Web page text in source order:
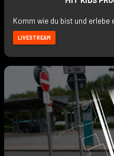
Komm wie du bist und erlebe
LIVESTREAM